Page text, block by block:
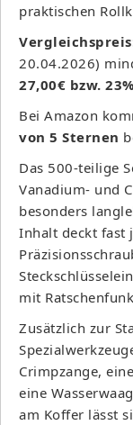
praktischen
20.04.2026)
27,00€ bzw. 23%
Bei Amazon
von 5 Sternen
Das 500-teilige
Vanadium- und
besonders
Inhalt deckt fast
mit
Zusätzlich zur
Crimpzange,
eine
am Koffer lässt